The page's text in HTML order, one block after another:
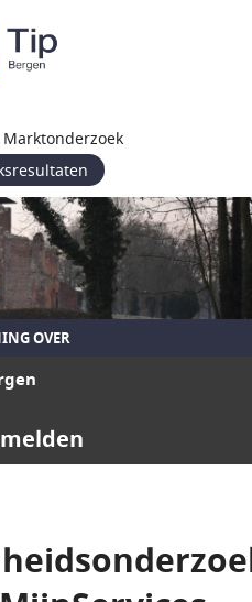
Marktonderzoek
OVER